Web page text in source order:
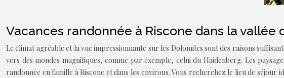
Vacances randonnée à Riscone dans la vallée
Le climat agréable et la vue impressionnante sur les Dolomites sont des raisons
vers des mondes magnifiques, comme par exemple, celui du Haidenberg. Les
randonnée en famille à Riscone et dans les environs. Vous recherchez le lieu de